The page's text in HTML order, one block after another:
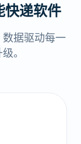
快递软件
据驱动每一
。